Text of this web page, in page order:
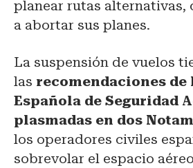
planear rutas alternativas,
a abortar sus planes.
La suspensión de vuelos
las recomendaciones de
Española de Seguridad
plasmadas en dos Notam
los operadores civiles
sobrevolar el espacio